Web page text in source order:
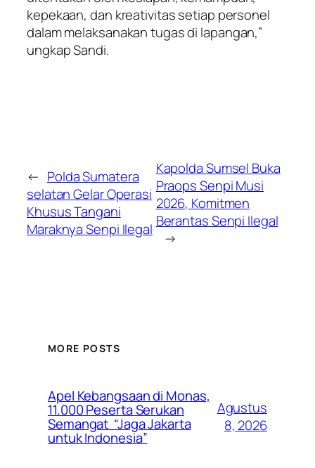
kepekaan, dan kreativitas setiap personel
dalam melaksanakan tugas di lapangan,”
ungkap Sandi.
← Polda Sumatera
selatan Gelar Operasi
Khusus Tangani
Maraknya Senpi Ilegal
Kapolda Sumsel Buka
Praops Senpi Musi
2026, Komitmen
Berantas Senpi Ilegal
→
MORE POSTS
Apel Kebangsaan di Monas,
11.000 Peserta Serukan
Semangat “Jaga Jakarta
untuk Indonesia”
Agustus
8, 2026